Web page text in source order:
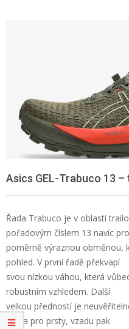
Asics GEL-Trabuco 13
Řada Trabuco je v oblasti
pořadovým číslem 13 navíc
poměrně výraznou obměnou,
pohled. V první řadě překvapí
svou nízkou váhou, která
robustním vzhledem. Další
velkou předností je
místa pro prsty, vzadu pak